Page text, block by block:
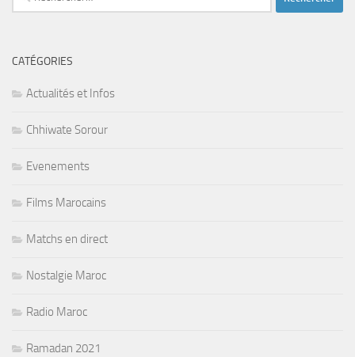
CATÉGORIES
Actualités et Infos
Chhiwate Sorour
Evenements
Films Marocains
Matchs en direct
Nostalgie Maroc
Radio Maroc
Ramadan 2021